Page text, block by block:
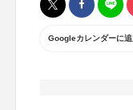
Googleカレンダーに